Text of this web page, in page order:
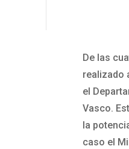
De las
realizado
el
Vasco.
la
caso el